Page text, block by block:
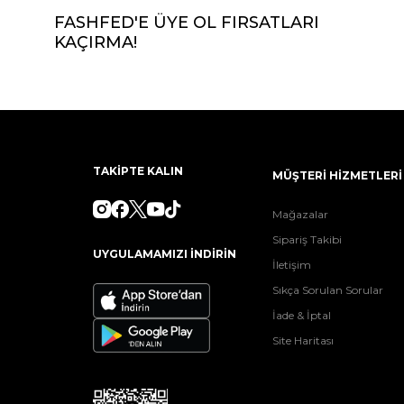
FASHFED'E ÜYE OL FIRSATLARI
KAÇIRMA!
TAKİPTE KALIN
UYGULAMAMIZI İNDİRİN
MÜŞTERİ HİZMETLERİ
Mağazalar
Sipariş Takibi
İletişim
Sıkça Sorulan Sorular
İade & İptal
Site Haritası